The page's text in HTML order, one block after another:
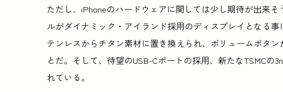
ただし、iPhoneのハードウェアに関しては少し期待が出来
ルがダイナミック・アイランド採用のディスプレイとなる
テンレスからチタン素材に置き換えられ、ボリュームボタ
とだ。そして、待望のUSB-Cポートの採用、新たなTSMCの
れている。